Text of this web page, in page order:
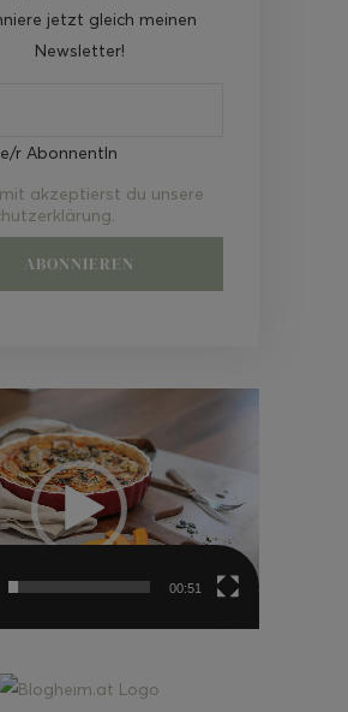
jetzt gleich meinen
Newsletter!
r AbonnentIn
akzeptierst du unsere
00:51